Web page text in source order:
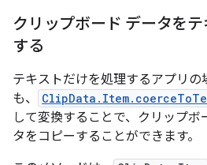
クリップボード データを
する
テキストだけを処理するアプリの
も、
して変換することで、クリップボ
タをコピーすることができます。